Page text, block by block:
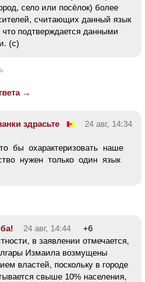
село или посёлок) более
считающих данный язык
подтверждается данными
(с)
→
здрасьте
24 авг, 14:34
бы охарактеризовать наше
нужен только один язык
24 авг, 14:44
+6
в заявлении отмечается,
Измаила возмущены
властей, поскольку в городе
свыше 10% населения,